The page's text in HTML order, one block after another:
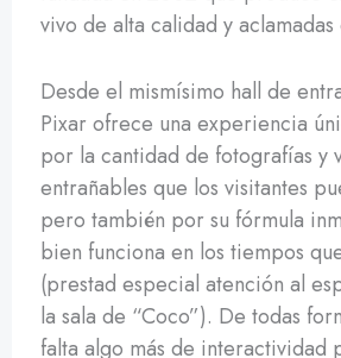
vivo de alta calidad y
Desde el mismísimo hall de
Pixar ofrece una experiencia
por la cantidad de fotografías y
entrañables que los visitantes
pero también por su fórmula
bien funciona en los tiempos
(prestad especial atención al
la sala de “Coco”). De todas
falta algo más de interactividad